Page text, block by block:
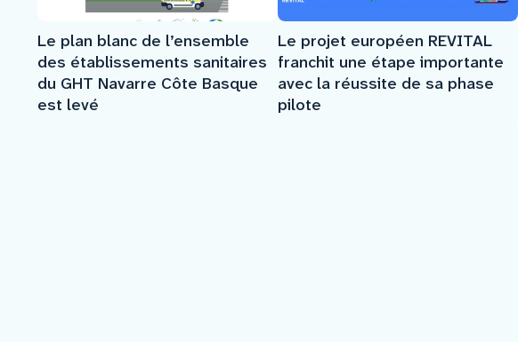
Le plan blanc de l’ensemble
des établissements sanitaires
du GHT Navarre Côte Basque
est levé
Le projet européen REVITAL
franchit une étape importante
avec la réussite de sa phase
pilote